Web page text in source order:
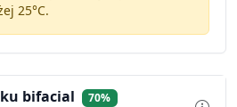
25°C.
bifacial
70%